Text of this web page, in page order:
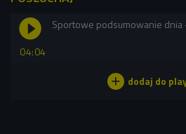
04:04
Sportowe podsumowanie